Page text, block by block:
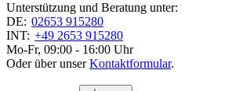
Unterstützung und Beratung unter:
DE: 02653 915280
INT: +49 2653 915280
Mo-Fr, 09:00 - 16:00 Uhr
Oder über unserKontaktformular.